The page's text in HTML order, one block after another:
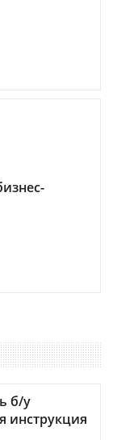
б/у
инструкция